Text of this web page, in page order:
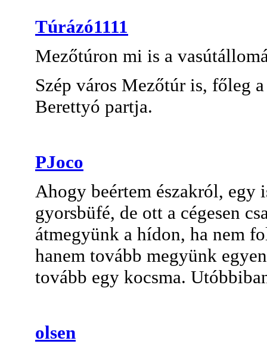
Túrázó1111
Mezőtúron mi is a
Szép város Mezőtúr is, főleg
Berettyó partja.
PJoco
Ahogy beértem északról,
gyorsbüfé, de ott a cégesen
átmegyünk a hídon, ha nem
hanem tovább megyünk
tovább egy kocsma.
olsen